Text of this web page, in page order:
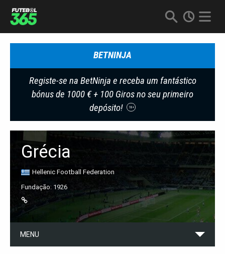
BETNINJA
Registe-se na BetNinja e receba um fantástico
bónus de 1000 € + 100 Giros no seu primeiro
depósito!
18+
Grécia
Hellenic Football Federation
Fundação: 1926
MENU